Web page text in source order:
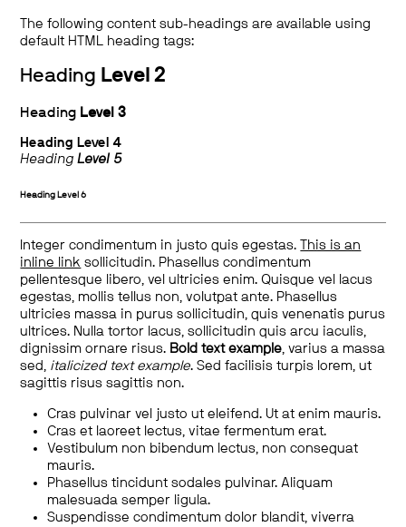
The following content sub-headings are available using
default HTML heading tags:
Heading Level 2
Heading Level 3
Heading Level 4
HeadingLevel 5
Heading Level 6
Integer condimentum in justo quis egestas.
This is an
inline link sollicitudin. Phasellus condimentum
pellentesque libero, vel ultricies enim. Quisque vel lacus
egestas, mollis tellus non, volutpat ante. Phasellus
ultricies massa in purus sollicitudin, quis venenatis purus
ultrices. Nulla tortor lacus, sollicitudin quis arcu iaculis,
dignissim ornare risus. Bold text example, varius a massa
sed, italicized text example. Sed facilisis turpis lorem, ut
sagittis risus sagittis non.
Cras pulvinar vel justo ut eleifend. Ut at enim mauris.
Cras et laoreet lectus, vitae fermentum erat.
Vestibulum non bibendum lectus, non consequat
mauris.
Phasellus tincidunt sodales pulvinar. Aliquam
malesuada semper ligula.
Suspendisse condimentum dolor blandit, viverra